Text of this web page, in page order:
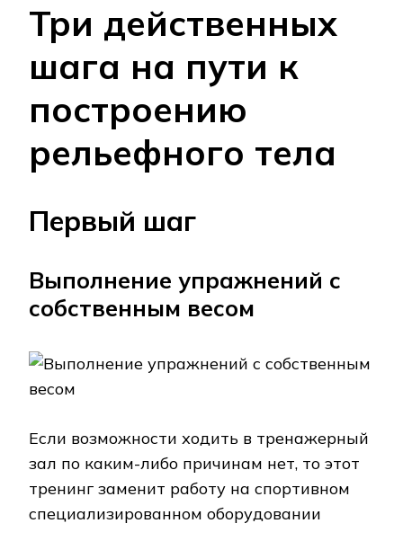
Три действенных
шага на пути к
построению
рельефного тела
Первый шаг
Выполнение упражнений с
собственным весом
Если возможности ходить в тренажерный
зал по каким-либо причинам нет, то этот
тренинг заменит работу на спортивном
специализированном оборудовании